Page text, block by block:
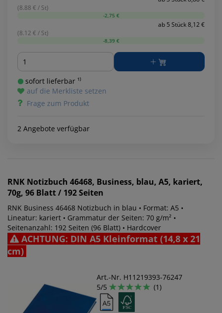
(8.88 € / St)
-2,75 €
ab 5 Stück 8,12 €
(8.12 € / St)
-8,39 €
Menge
sofort lieferbar ¹⁾
auf die Merkliste setzen
Frage zum Produkt
2 Angebote verfügbar
RNK Notizbuch 46468, Business, blau, A5, kariert,
70g, 96 Blatt / 192 Seiten
RNK Business 46468 Notizbuch in blau • Format: A5 •
Lineatur: kariert • Grammatur der Seiten: 70 g/m² •
Seitenanzahl: 192 Seiten (96 Blatt) • Hardcover
ACHTUNG: DIN A5 Kleinformat (14,8 x 21
cm)
Art.-Nr. H11219393-76247
5/5
(1)